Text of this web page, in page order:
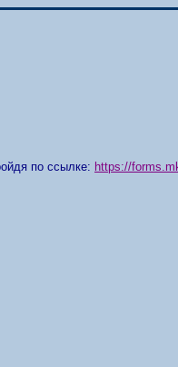
по ссылке: https://